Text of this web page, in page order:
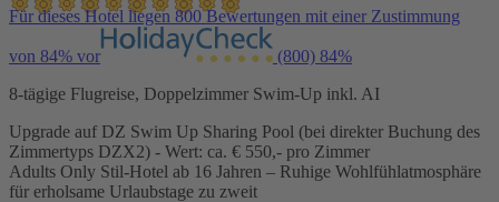
Für dieses Hotel liegen 800 Bewertungen mit einer Zustimmung
von 84% vor (800) 84%
8-tägige Flugreise, Doppelzimmer Swim-Up inkl. AI
Upgrade auf DZ Swim Up Sharing Pool (bei direkter Buchung des
Zimmertyps DZX2) - Wert: ca. € 550,- pro Zimmer
Adults Only Stil-Hotel ab 16 Jahren – Ruhige Wohlfühlatmosphäre
für erholsame Urlaubstage zu zweit